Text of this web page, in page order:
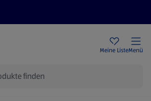
Meine ListeMenü